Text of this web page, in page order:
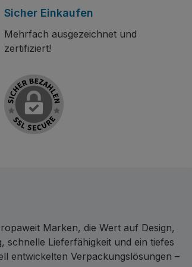
Sicher Einkaufen
Mehrfach ausgezeichnet und
zertifiziert!
Marken, die Wert auf Design,
Lieferfähigkeit und ein tiefes
entwickelten Verpackungslösungen –